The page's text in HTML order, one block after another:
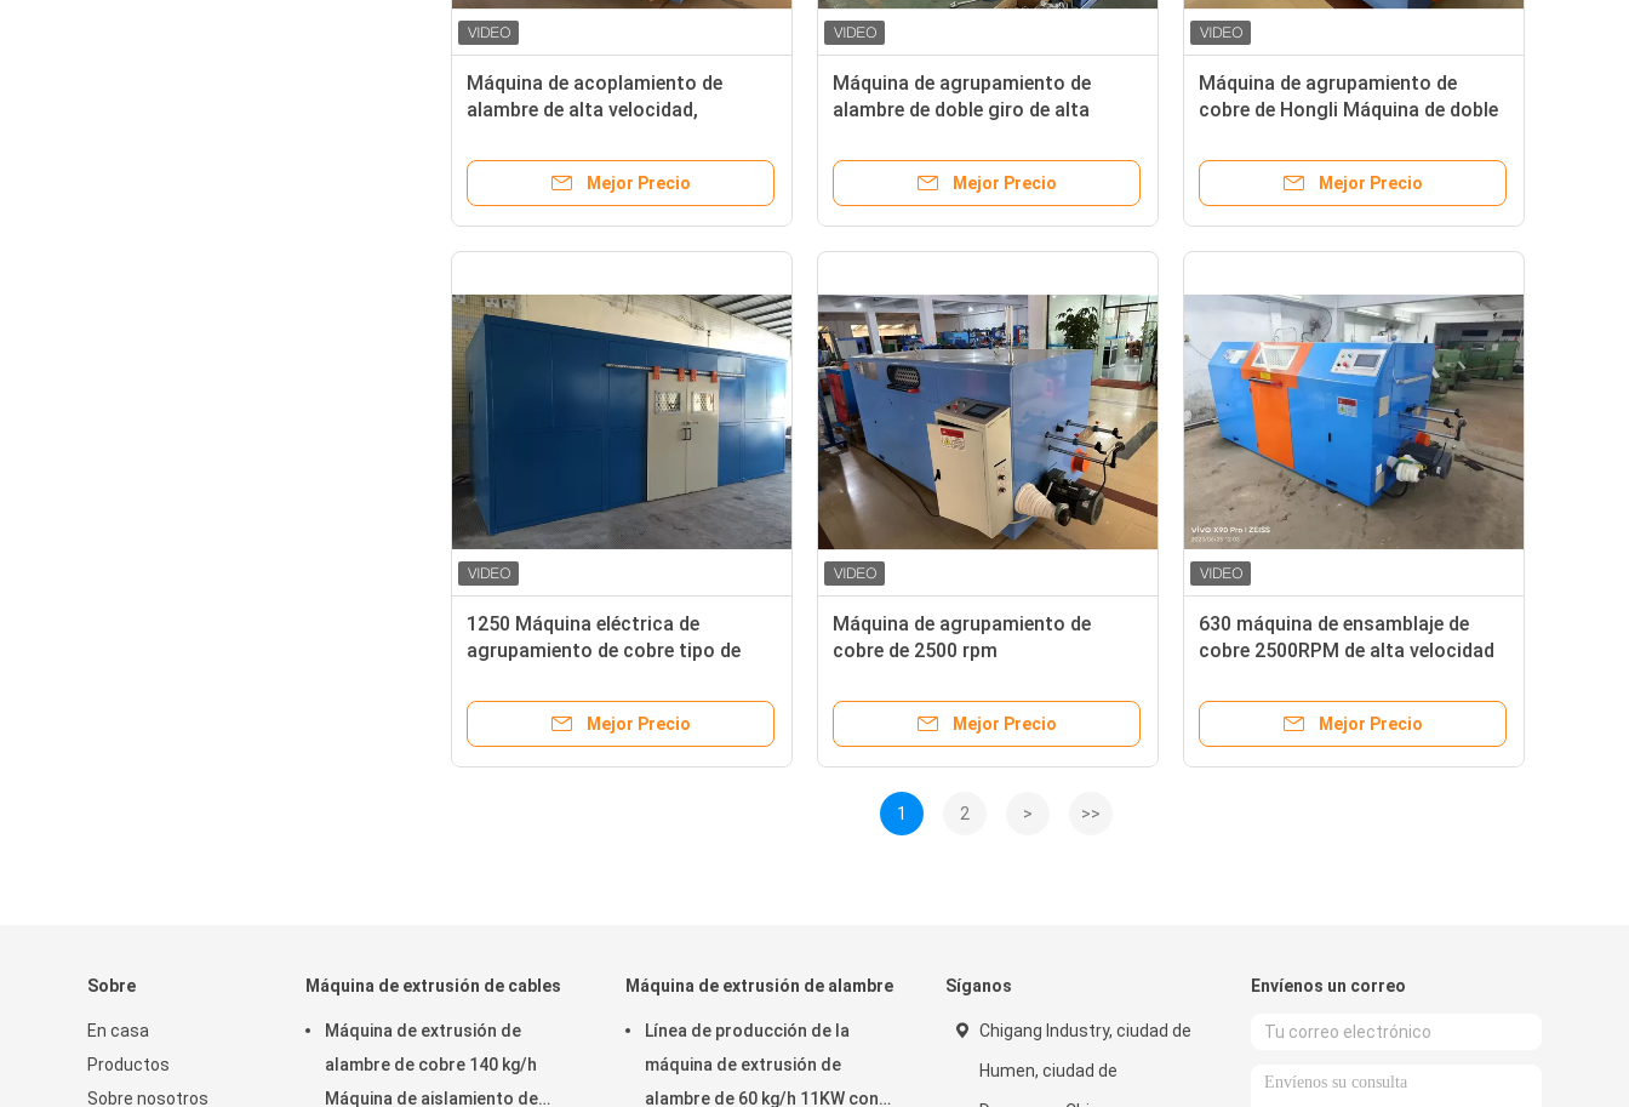
Máquina de acoplamiento de
alambre de alta velocidad,
cables de doble trenzado
Mejor Precio
Máquina de agrupamiento de
alambre de doble giro de alta
ensamblaje de cables
Mejor Precio
Máquina de agrupamiento de
cobre de Hongli Máquina de doble
Mejor Precio
1250 Máquina eléctrica de
agrupamiento de cobre tipo de
agrupamiento de torsión única
Mejor Precio
Máquina de agrupamiento de
cobre de 2500 rpm
Mejor Precio
630 máquina de ensamblaje de
cobre 2500RPM de alta velocidad
Mejor Precio
1 2 > >>
Sobre
En casa
Productos
Sobre nosotros
Máquina de extrusión de cables
Máquina de extrusión de
alambre de cobre 140 kg/h
Máquina de aislamiento de
Máquina de extrusión de alambre
Línea de producción de la
máquina de extrusión de
alambre de 60 kg/h 11KW con
Síganos
Chigang Industry, ciudad de
Humen, ciudad de
Envíenos un correo